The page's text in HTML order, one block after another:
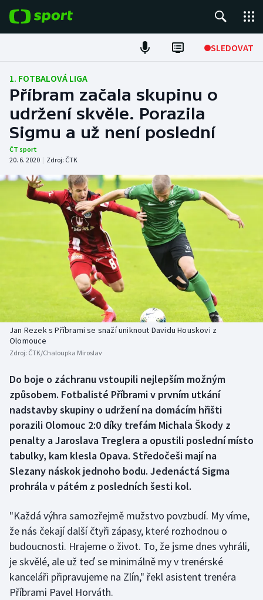
SLEDOVAT
Fotbal
Hokej
Tenis
Atletika
Cyklistika
DALŠÍ SPORTY
Americký fotbal
Baseball a softbal
Basketbal
Biatlon
Boby a skeleton
Box
Curling
Dostihy
Florbal
Golf
Gymnastika
Házená
NEPŘEHLÉDNĚTE
Historické návraty
Aplikace ČT sport
AZ kvíz
1. FOTBALOVÁ LIGA
Příbram začala skupinu o
udržení skvěle. Porazila
Sigmu a už není poslední
ČT sport
20. 6. 2020 | Zdroj: ČTK
Jan Rezek s Příbrami se snaží uniknout Davidu Houskovi z
Olomouce
Zdroj: ČTK/Chaloupka Miroslav
Do boje o záchranu vstoupili nejlepším možným
způsobem. Fotbalisté Příbrami v prvním utkání
nadstavby skupiny o udržení na domácím hřišti
porazili Olomouc 2:0 díky trefám Michala Škody z
penalty a Jaroslava Treglera a opustili poslední místo
tabulky, kam klesla Opava. Středočeši mají na
Slezany náskok jednoho bodu. Jedenáctá Sigma
prohrála v pátém z posledních šesti kol.
"Každá výhra samozřejmě mužstvo povzbudí. My víme,
že nás čekají další čtyři zápasy, které rozhodnou o
budoucnosti. Hrajeme o život. To, že jsme dnes vyhráli,
je skvělé, ale už teď se minimálně my v trenérské
kanceláři připravujeme na Zlín," řekl asistent trenéra
Příbrami Pavel Horváth.